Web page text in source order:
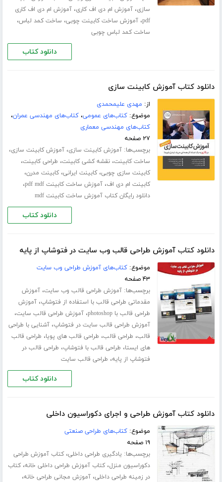
سازی،آموزش ام دی اف کاری،آموزش ام دی اف کاری
pdf،آموزش ساخت کابینت چوبی، ساخت کمد لباس،
ساخت کمد لباس چوبی
دانلود کتاب
دانلود کتاب آموزش کابینت سازی
از: مهدی علیمحمدی
موضوع:کتاب‌های عمومی،کتاب‌های مهندسی عمران،
کتاب‌های مهندسی معماری
۲۷ صفحه
برچسب‌ها:آموزش کابینت سازی،آموزش کابینت سازی،
ساخت کابینت،نقشه کشی کابینت، طراحی کابینت،
کابینت سازی چوبی،کابینت ایرانی،کابینت مدرن،
کابینت ام دی اف،آموزش ساخت کابینت pdf mdf ،
دانلود رایگان کتاب آموزش ساخت کابینت mdf
دانلود کتاب
دانلود کتاب آموزش طراحی قالب وب سایت در فتوشاپ از پایه
موضوع:کتاب‌های آموزش طراحی وب سایت
۴۳ صفحه
برچسب‌ها:آموزش طراحی قالب وب سایت،آموزش
مقدماتی طراحی قالب با استفاده از فتوشاپ،آموزش
طراحی قالب با photoshop
،آموزش طراحی قالب سایت،
آموزش طراحی قالب سایت در فتوشاپ،آشنایی با طراحی
قالب، طراحی قالب، طراحی قالب های پویا، طراحی قالب
های ایستا، طراحی قالب با فتوشاپ، طراحی قالب در
فتوشاپ از پایه، طراحی قالب سایت
دانلود کتاب
دانلود کتاب آموزش طراحی و اجرای دکوراسیون داخلی
موضوع:کتاب‌های طراحی صنعتی
۱۹ صفحه
برچسب‌ها: یادگیری طراحی داخلی،کتاب آموزش طراحی
دکوراسیون منزل،کتاب آموزش طراحی داخلی خانه،کتاب
در زمینه طراحی داخلی،آموزش مجانی طراحی خانه،